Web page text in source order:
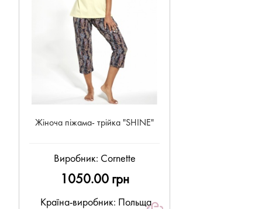
Жіноча піжама- трійка "SHINE"
Виробник: Cornette
1050.00 грн
Країна-виробник: Польща